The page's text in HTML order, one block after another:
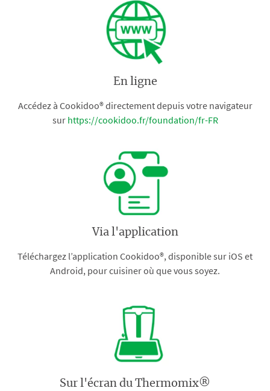
En ligne
Accédez à Cookidoo® directement depuis votre navigateur
sur https://cookidoo.fr/foundation/fr-FR
Via l'application
Téléchargez l’application Cookidoo®, disponible sur iOS et
Android, pour cuisiner où que vous soyez.
Sur l'écran du Thermomix®